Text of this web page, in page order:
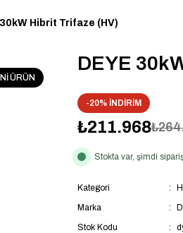
30kW Hibrit Trifaze (HV)
ÜRÜN
DEYE
-20% İNDİRİM
₺211.968
Stokta var, şimdi
Kategori
Marka
Stok Kodu